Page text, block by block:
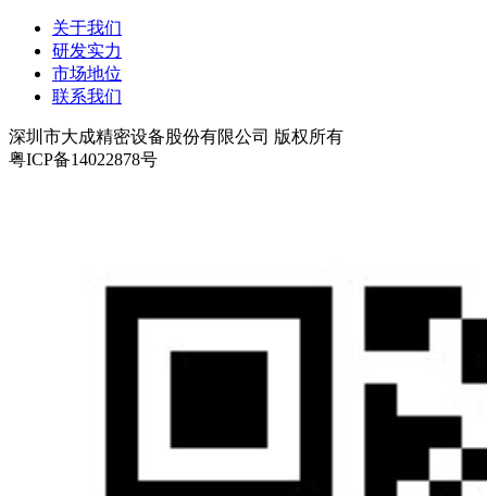
关于我们
研发实力
市场地位
联系我们
深圳市大成精密设备股份有限公司 版权所有
粤ICP备14022878号